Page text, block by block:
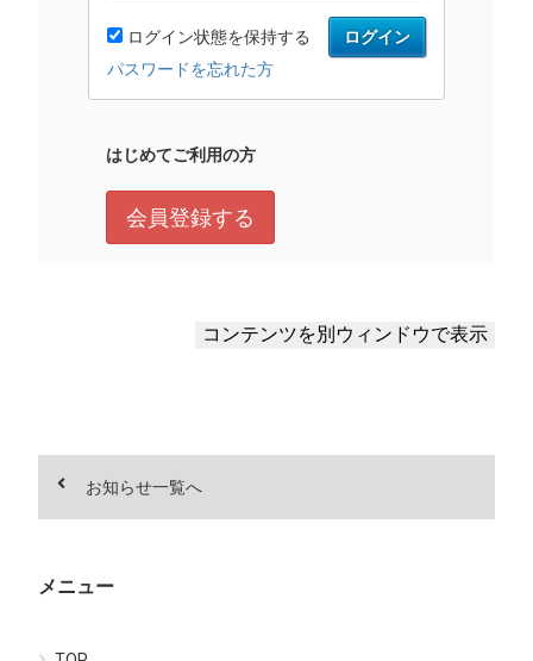
お知らせ一覧へ
メニュー